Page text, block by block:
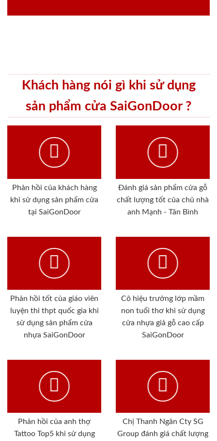
Khách hàng nói gì khi sử dụng
sản phẩm cửa SaiGonDoor ?
Phản hồi của khách hàng
khi sử dụng sản phẩm cửa
tại SaiGonDoor
Đánh giá sản phẩm cửa gỗ
chất lượng tốt của chủ nhà
anh Mạnh - Tân Bình
Phản hồi tốt của giáo viên
luyện thi thpt quốc gia khi
sử dụng sản phẩm cửa
nhựa SaiGonDoor
Cô hiệu trưởng lớp mầm
non tuổi thơ khi sử dụng
cửa nhựa giả gỗ cao cấp
SaiGonDoor
Phản hồi của anh thợ
Tattoo Top5 khi sử dụng
Chị Thanh Ngân Cty SG
Group đánh giá chất lượng